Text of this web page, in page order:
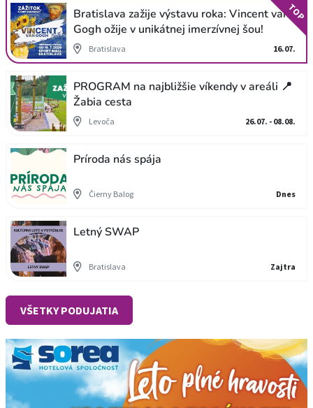
Bratislava zažije výstavu roka: Vincent van
Gogh ožije v unikátnej imerzívnej šou!
Bratislava 16.07.
TOP
PROGRAM na najbližšie víkendy v areáli 📍
Žabia cesta
Levoča 26.07. - 08.08.
Príroda nás spája
Čierny Balog Dnes
Letný SWAP
Bratislava Zajtra
VŠETKY PODUJATIA